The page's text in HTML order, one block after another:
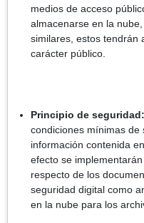
medios de acceso
almacenarse en la
similares, estos tendrán
carácter público.
Principio de seguridad:
condiciones mínimas de
información contenida
efecto se
respecto de los
seguridad digital como
en la nube para los